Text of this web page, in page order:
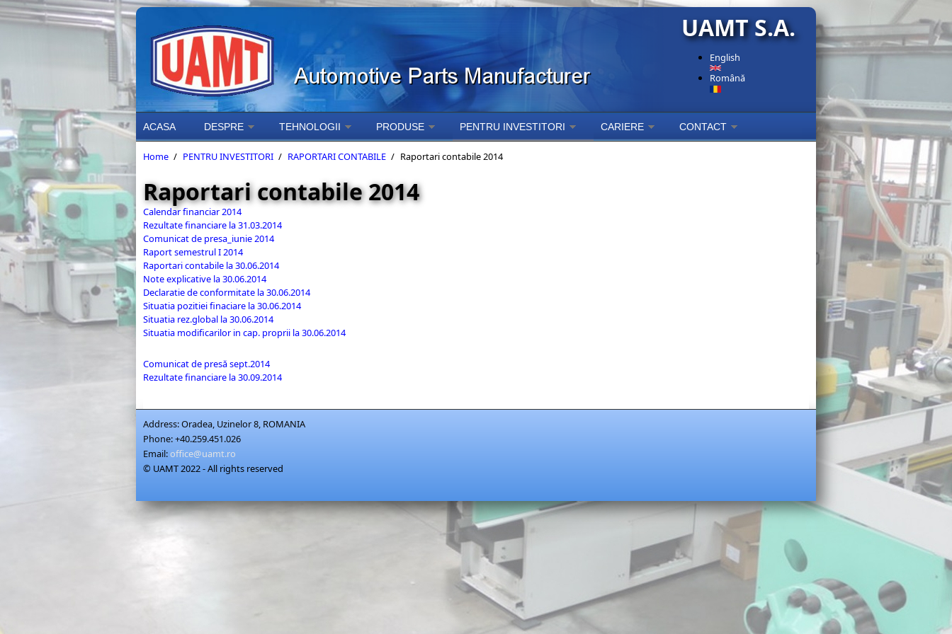
Skip to main content UAMT S.A.
English
Română
ACASA DESPRE TEHNOLOGII PRODUSE PENTRU INVESTITORI CARIERE CONTACT
Home / PENTRU INVESTITORI / RAPORTARI CONTABILE / Raportari contabile 2014
Raportari contabile 2014
Calendar financiar 2014
Rezultate financiare la 31.03.2014
Comunicat de presa_iunie 2014
Raport semestrul I 2014
Raportari contabile la 30.06.2014
Note explicative la 30.06.2014
Declaratie de conformitate la 30.06.2014
Situatia pozitiei finaciare la 30.06.2014
Situatia rez.global la 30.06.2014
Situatia modificarilor in cap. proprii la 30.06.2014
Comunicat de presă sept.2014
Rezultate financiare la 30.09.2014
Address:Oradea, Uzinelor 8, ROMANIA
Phone:+40.259.451.026
Email:office@uamt.ro
© UAMT 2022 - All rights reserved